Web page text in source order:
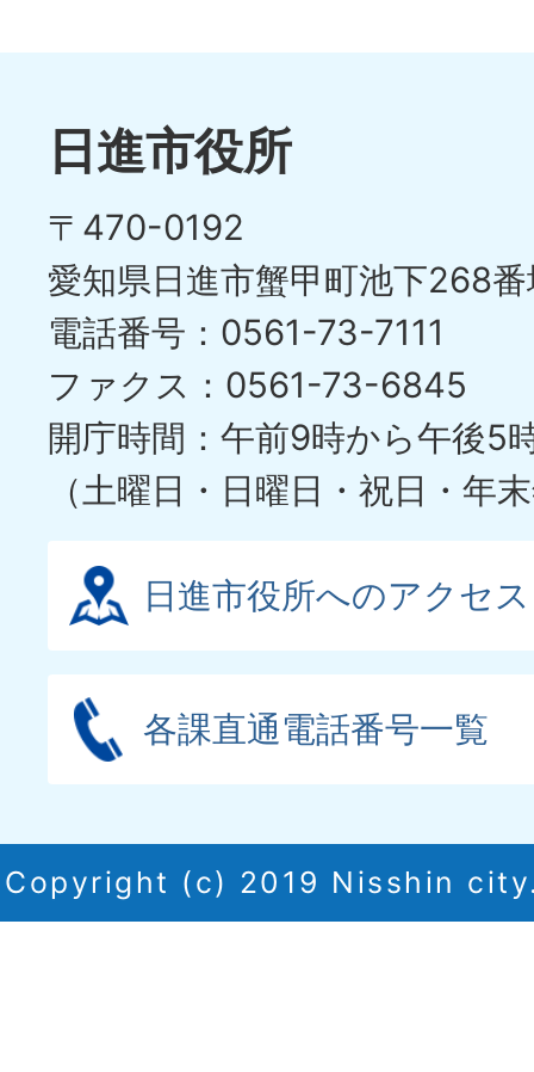
日進市役所
〒470-0192
愛知県日進市蟹甲町池下268
電話番号：0561-73-7111
ファクス：0561-73-6845
開庁時間：午前9時から午後5
（土曜日・日曜日・祝日・年
日進市役所へのアクセス
各課直通電話番号一覧
Copyright (c) 2019 Nisshin